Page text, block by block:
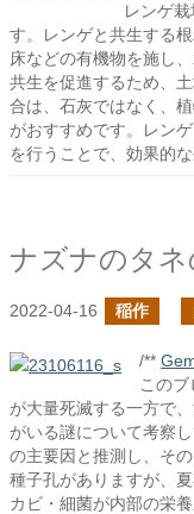
レンゲ
す。レンゲと共生する
床などの有機物を施し
共生を促進するため、
合は、石灰ではなく、
がおすすめです。レン
を行うことで、効果的
ナズナのタ
2022-04-16 稲作
/**
この
が大量死滅する一方で
がいる謎について考察
の主要因と推測し、そ
種子孔がありますが、
カビ・細菌が内部の栄